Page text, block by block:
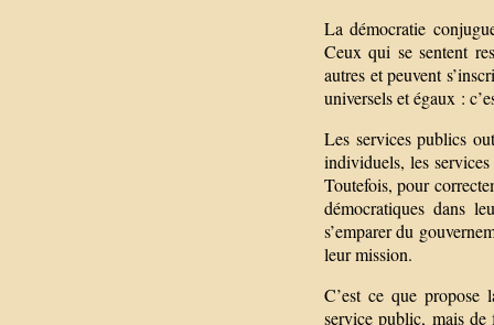
La démocratie
Ceux qui se sentent
autres et peuvent
universels et égaux :
Les services publics
individuels, les
Toutefois, pour
démocratiques dans
s’emparer du
leur mission.
C’est ce que
service public, mais de